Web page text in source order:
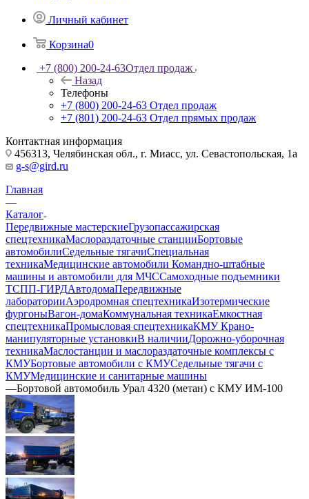
Личный кабинет
Корзина0
+7 (800) 200-24-63Отдел продаж
Назад
Телефоны
+7 (800) 200-24-63 Отдел продаж
+7 (801) 200-24-63 Отдел прямых продаж
Контактная информация
456313, Челябинская обл., г. Миасс, ул. Севастопольская, 1а
g-s@gird.ru
Главная
—
Каталог
Передвижные мастерскиеГрузопассажирская
спецтехникаМаслораздаточные станцииБортовые
автомобилиСедельные тягачиСпециальная
техникаМедицинские автомобили Командно-штабные
машины и автомобили для МЧССамоходные подъемники
ТСПП-ГИРДАвтодомаПередвижные
лабораторииАэродромная спецтехникаИзотермические
фургоныВагон-домаКоммунальная техникаЕмкостная
спецтехникаПромысловая спецтехникаКМУ Крано-
манипуляторные установкиВ наличииДорожно-уборочная
техникаМаслостанции и маслораздаточные комплексы с
КМУБортовые автомобили с КМУСедельные тягачи с
КМУМедицинские и санитарные машины
—Бортовой автомобиль Урал 4320 (метан) с КМУ ИМ-100